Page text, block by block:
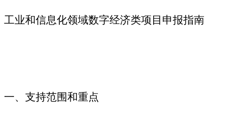
工业和信息化领域数字经济类项目申报指南
一、支持范围和重点